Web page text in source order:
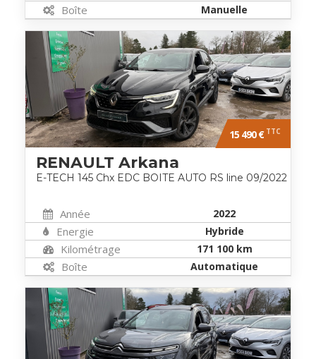
Boîte Manuelle
15 490 € TTC
RENAULT Arkana
E-TECH 145 Chx EDC BOITE AUTO RS line 09/2022
Année 2022
Energie Hybride
Kilométrage 171 100 km
Boîte Automatique